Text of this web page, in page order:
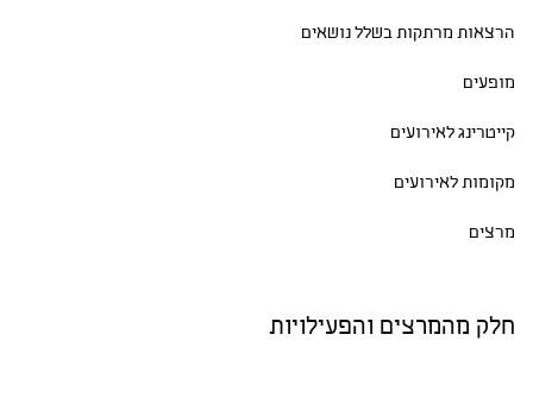
הרצאות מרתקות בשלל נושאים
מופעים
קייטרינג לאירועים
מקומות לאירועים
מרצים
חלק מהמרצים והפעילויות